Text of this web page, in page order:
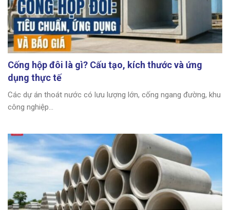
Cống hộp đôi là gì? Cấu tạo, kích thước và ứng
dụng thực tế
Các dự án thoát nước có lưu lượng lớn, cống ngang đường, khu
công nghiệp...